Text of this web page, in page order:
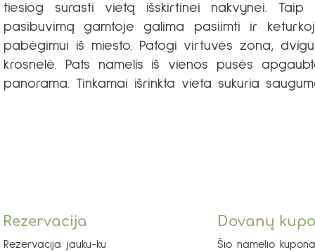
tiesiog surasti vietą išskirtinei nakvynei.
pasibuvimą gamtoje galima pasiimti ir
pabėgimui iš miesto. Patogi virtuvės zona,
krosnelė. Pats namelis iš vienos pusės
panorama. Tinkamai išrinkta vieta sukuria
Rezervacija
Rezervacija jauku-ku
Dovanų
Šio namelio